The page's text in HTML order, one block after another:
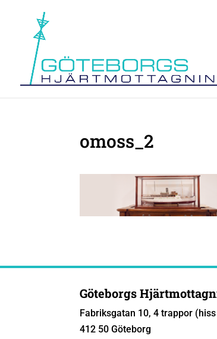
omoss_2
Göteborgs
Fabriksgatan 10, 4 trappor
412 50 Göteborg